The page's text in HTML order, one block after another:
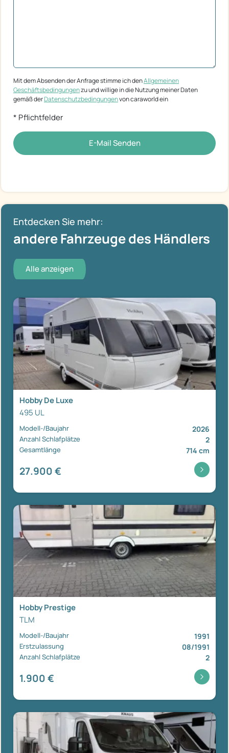
Mit dem Absenden der Anfrage stimme ich denAllgemeinen
Geschäftsbedingungenzu und willige in die Nutzung meiner Daten
gemäß derDatenschutzbedingungenvon caraworld ein
* Pflichtfelder
E-Mail Senden
Entdecken Sie mehr:
andere Fahrzeuge des Händlers
Alle anzeigen
Hobby De Luxe
495 UL
Modell-/Baujahr 2026
Anzahl Schlafplätze 2
Gesamtlänge 714 cm
27.900 €
Hobby Prestige
TLM
Modell-/Baujahr 1991
Erstzulassung 08/1991
Anzahl Schlafplätze 2
1.900 €